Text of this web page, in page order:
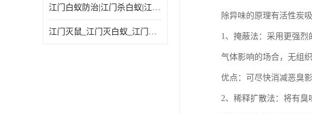
江门白蚁防治|江门杀白蚁|江门杀虫灭鼠|江门灭白蚁|
江门灭鼠_江门灭白蚁_江门灭蟑螂
除异味的原理有活性炭
1、掩蔽法：采用更强
气体影响的场合，无组织
优点：可尽快消减恶臭
2、稀释扩散法：将有臭